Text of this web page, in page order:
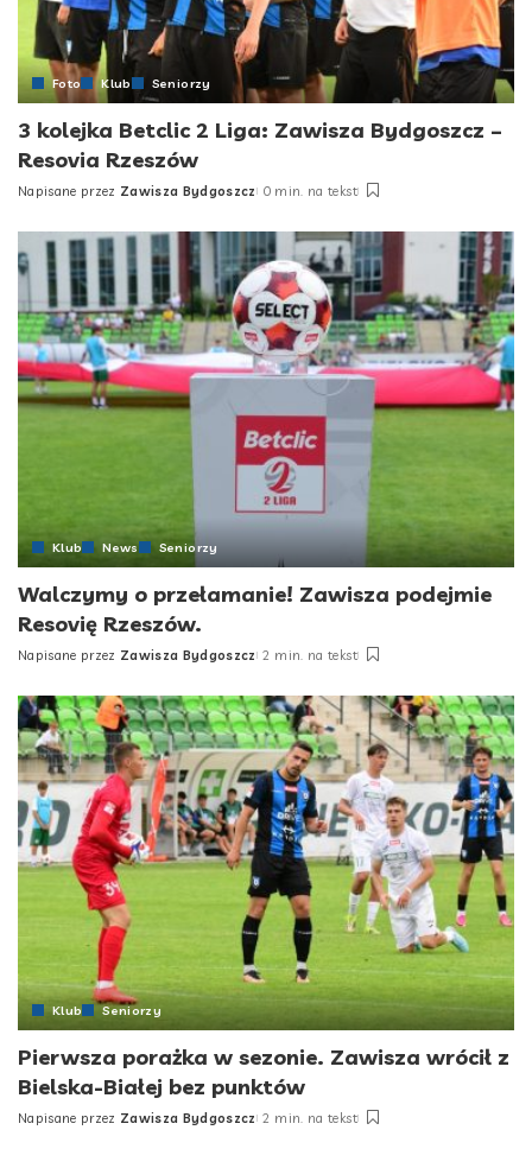
Foto Klub Seniorzy
3 kolejka Betclic 2 Liga: Zawisza Bydgoszcz –
Resovia Rzeszów
Posted
Napisane przez Zawisza Bydgoszcz 0 min. na tekst
Klub News Seniorzy
Walczymy o przełamanie! Zawisza podejmie
Resovię Rzeszów.
Posted
Napisane przez Zawisza Bydgoszcz 2 min. na tekst
Klub Seniorzy
Pierwsza porażka w sezonie. Zawisza wrócił z
Bielska-Białej bez punktów
Posted
Napisane przez Zawisza Bydgoszcz 2 min. na tekst